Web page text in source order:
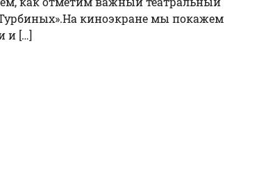
Турбиных».На киноэкране мы покажем
и […]